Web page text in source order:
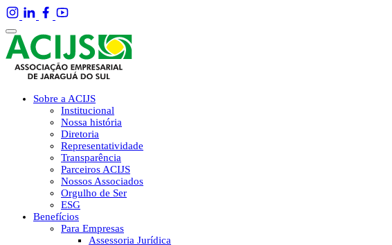
Sobre a ACIJS
Institucional
Nossa história
Diretoria
Representatividade
Transparência
Parceiros ACIJS
Nossos Associados
Orgulho de Ser
ESG
Benefícios
Para Empresas
Assessoria Jurídica